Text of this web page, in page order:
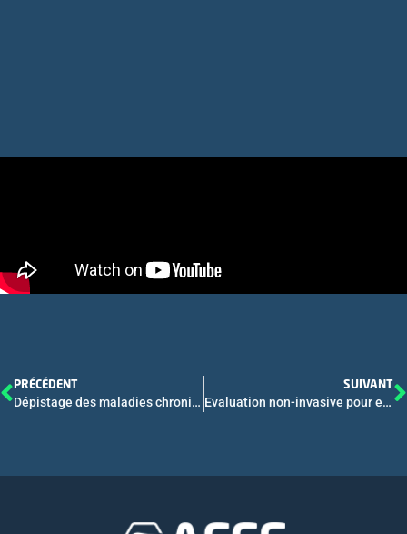
PRÉCÉDENT
Dépistage des maladies chroniques du foie par calcul automatique du FIB-4 en Centre Hospitalo-Universitaire CO 10
SUIVANT
Evaluation non-invasive pour exclure la cirrhose chez les patients atteints d’hépatite chronique D : Analyse de 230 patients de l’étude D-LIVER CO 44